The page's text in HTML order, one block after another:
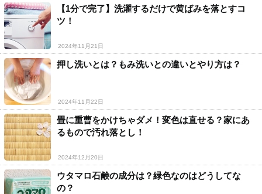
【1分で完了】洗濯するだけで黄ばみを落とすコ
ツ！
2024年11月21日
押し洗いとは？もみ洗いとの違いとやり方は？
2024年11月22日
畳に重曹をかけちゃダメ！変色は直せる？家にあ
るもので汚れ落とし！
2024年12月20日
ウタマロ石鹸の成分は？緑色なのはどうしてな
の？